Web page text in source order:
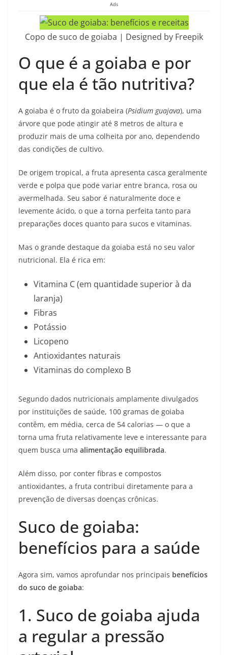
Ads
Copo de suco de goiaba | Designed by Freepik
O que é a goiaba e por
que ela é tão nutritiva?
A goiaba é o fruto da goiabeira (Psidium guajava), uma
árvore que pode atingir até 8 metros de altura e
produzir mais de uma colheita por ano, dependendo
das condições de cultivo.
De origem tropical, a fruta apresenta casca geralmente
verde e polpa que pode variar entre branca, rosa ou
avermelhada. Seu sabor é naturalmente doce e
levemente ácido, o que a torna perfeita tanto para
preparações doces quanto para sucos e vitaminas.
Mas o grande destaque da goiaba está no seu valor
nutricional. Ela é rica em:
Vitamina C (em quantidade superior à da
laranja)
Fibras
Potássio
Licopeno
Antioxidantes naturais
Vitaminas do complexo B
Segundo dados nutricionais amplamente divulgados
por instituições de saúde, 100 gramas de goiaba
contêm, em média, cerca de 54 calorias — o que a
torna uma fruta relativamente leve e interessante para
quem busca uma alimentação equilibrada.
Além disso, por conter fibras e compostos
antioxidantes, a fruta contribui diretamente para a
prevenção de diversas doenças crônicas.
Suco de goiaba:
benefícios para a saúde
Agora sim, vamos aprofundar nos principais benefícios
do suco de goiaba:
1. Suco de goiaba ajuda
a regular a pressão